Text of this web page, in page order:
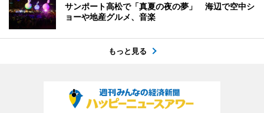
サンポート高松で「真夏の夜の夢」 海辺で空中シ
ョーや地産グルメ、音楽
もっと見る